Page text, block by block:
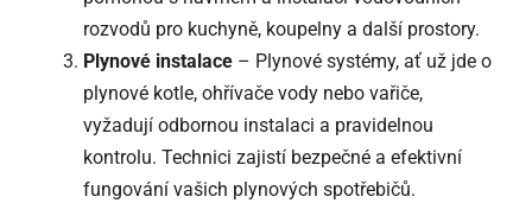
rozvodů pro kuchyně, koupelny a další prostory.
Plynové instalace– Plynové systémy, ať už jde o
plynové kotle, ohřívače vody nebo vařiče,
vyžadují odbornou instalaci a pravidelnou
kontrolu. Technici zajistí bezpečné a efektivní
fungování vašich plynových spotřebičů.